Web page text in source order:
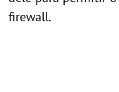
firewall.